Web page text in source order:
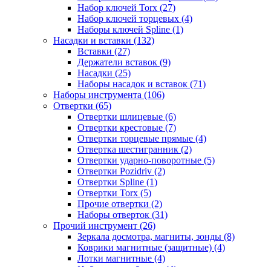
Набор ключей Torx (27)
Набор ключей торцевых (4)
Наборы ключей Spline (1)
Насадки и вставки (132)
Вставки (27)
Держатели вставок (9)
Насадки (25)
Наборы насадок и вставок (71)
Наборы инструмента (106)
Отвертки (65)
Отвертки шлицевые (6)
Отвертки крестовые (7)
Отвертки торцевые прямые (4)
Отвертка шестигранник (2)
Отвертки ударно-поворотные (5)
Отвертки Pozidriv (2)
Отвертки Spline (1)
Отвертки Torx (5)
Прочие отвертки (2)
Наборы отверток (31)
Прочий инструмент (26)
Зеркала досмотра, магниты, зонды (8)
Коврики магнитные (защитные) (4)
Лотки магнитные (4)